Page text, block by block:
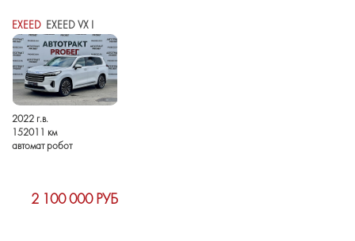
EXEED EXEED VX I
2022 г.в.
152011 км
автомат робот
2 100 000 РУБ